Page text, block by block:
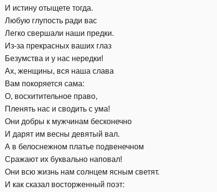
И истину отыщете тогда.
Любую глупость ради вас
Легко свершали наши предки.
Из-за прекрасных ваших глаз
Безумства и у нас нередки!
Ах, женщины, вся наша слава
Вам покоряется сама:
О, восхитительное право,
Пленять нас и сводить с ума!
Они добры к мужчинам бесконечно
И дарят им весны девятый вал.
А в белоснежном платье подвенечном
Сражают их буквально наповал!
Они всю жизнь нам солнцем ясным светят.
И как сказал восторженный поэт: